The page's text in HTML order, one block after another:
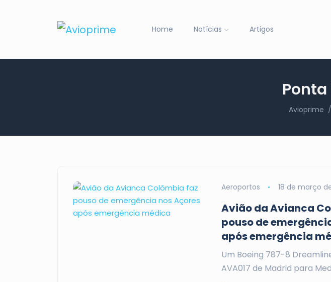
Home Notícias Artigos
Avioprime
Aeroportos 18 de março
Avião da Avianca
pouso de
após emergência
Um Boeing 787-8
AVA017 de Madrid para